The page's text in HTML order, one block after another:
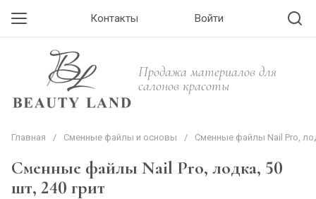
Контакты Войти
Продажа материалов для
салонов красоты
Главная / Сменные файлы и основы / Сменные файлы Nail Pro,
Сменные файлы Nail Pro, лодка, 50
шт, 240 грит